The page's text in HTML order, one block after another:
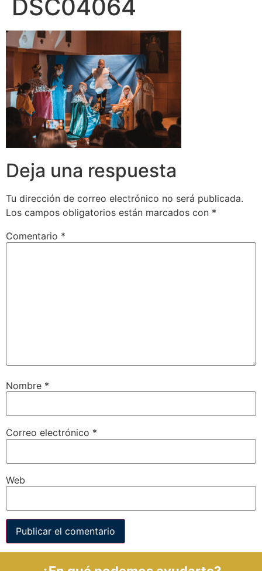
DSC04064
Deja una respuesta
Tu dirección de correo electrónico no será publicada.
Los campos obligatorios están marcados con *
Comentario *
Nombre *
Correo electrónico *
Web